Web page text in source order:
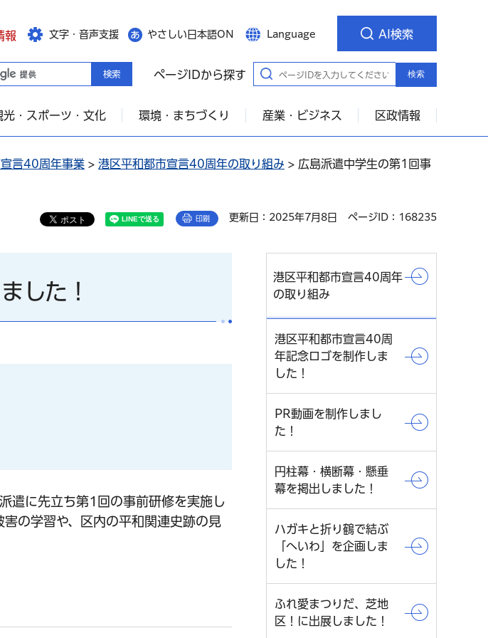
報 文字・音声支援 やさしい日本語ON Language AI検索
ページIDから探す 検索
光・スポーツ・文化 環境・まちづくり 産業・ビジネス 区政情報
言40周年事業 > 港区平和都市宣言40周年の取り組み > 広島派遣中学生の第1回事
印刷 更新日：2025年7月8日 ページID：168235
した！
遣に先立ち第1回の事前研修を実施し
の学習や、区内の平和関連史跡の見
港区平和都市宣言40周年
の取り組み
港区平和都市宣言40周
年記念ロゴを制作しま
した！
PR動画を制作しまし
た！
円柱幕・横断幕・懸垂
幕を掲出しました！
ハガキと折り鶴で結ぶ
「へいわ」を企画しま
した！
ふれ愛まつりだ、芝地
区！に出展しました！